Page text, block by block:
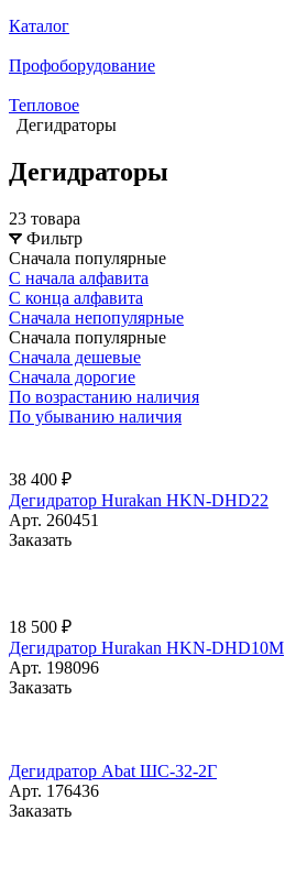
Каталог
Профоборудование
Тепловое
Дегидраторы
Дегидраторы
23 товара
Фильтр
Сначала популярные
С начала алфавита
С конца алфавита
Сначала непопулярные
Сначала популярные
Сначала дешевые
Сначала дорогие
По возрастанию наличия
По убыванию наличия
38 400 ₽
Дегидратор Hurakan HKN-DHD22
Арт. 260451
Заказать
18 500 ₽
Дегидратор Hurakan HKN-DHD10M
Арт. 198096
Заказать
Дегидратор Abat ШС-32-2Г
Арт. 176436
Заказать